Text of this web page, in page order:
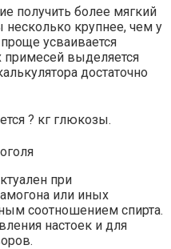
получить более мягкий
крупнее, чем у
усваивается
выделяется
достаточно
? кг глюкозы.
при
или иных
соотношением спирта.
настоек и для